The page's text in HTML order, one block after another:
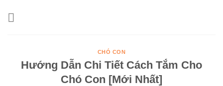
CHÓ CON
Hướng Dẫn Chi Tiết Cách Tắm Cho
Chó Con [Mới Nhất]